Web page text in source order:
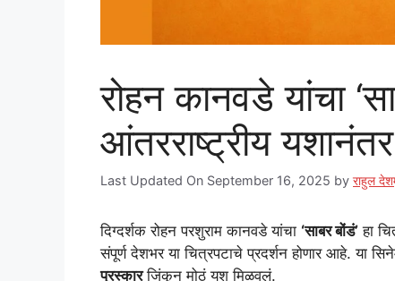
रोहन कानवडे यांचा
आंतरराष्ट्रीय
Last Updated On September 16, 2025 by राहुल
दिग्दर्शक रोहन परशुराम कानवडे यांचा ‘साबर बोंडं’ हा
संपूर्ण देशभर या चित्रपटाचे प्रदर्शन होणार आहे. या
पुरस्कारजिंकून मोठं यश मिळवलं.